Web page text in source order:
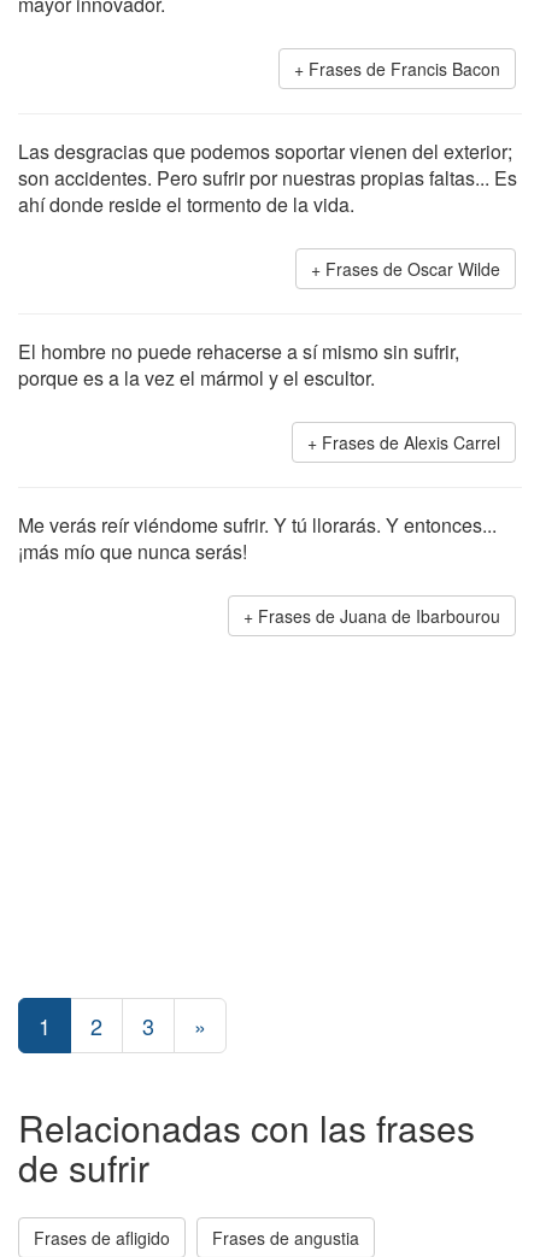
Frases de Francis Bacon
Las desgracias que podemos soportar vienen del exterior;
son accidentes. Pero sufrir por nuestras propias faltas... Es
ahí donde reside el tormento de la vida.
Frases de Oscar Wilde
El hombre no puede rehacerse a sí mismo sin sufrir,
porque es a la vez el mármol y el escultor.
Frases de Alexis Carrel
Me verás reír viéndome sufrir. Y tú llorarás. Y entonces...
¡más mío que nunca serás!
Frases de Juana de Ibarbourou
1 2 3 »
Relacionadas con las frases
de sufrir
Frases de afligido Frases de angustia